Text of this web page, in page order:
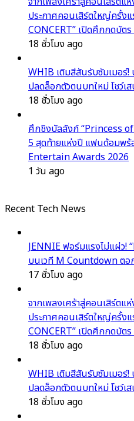
ประกาศคอนเสิร์ตใหญ่ครั้ง
CONCERT” เปิดศึกกดบัต
18 ชั่วโมง ago
WHIB เติมสีสันรับซัมเมอร์!
ปลดล็อกตัวตนบทใหม่ โชว์เ
18 ชั่วโมง ago
ศึกชิงบัลลังก์ “Princess of
5 สุดท้ายแห่งปี แฟนด้อมพร้
Entertain Awards 2026
1 วัน ago
Recent Tech News
JENNIE ฟอร์มแรงไม่แผ่ว!
บนเวที M Countdown ตอ
17 ชั่วโมง ago
จากเพลงเศร้าสู่คอนเสิร์ต
ประกาศคอนเสิร์ตใหญ่ครั้ง
CONCERT” เปิดศึกกดบัต
18 ชั่วโมง ago
WHIB เติมสีสันรับซัมเมอร์!
ปลดล็อกตัวตนบทใหม่ โชว์เ
18 ชั่วโมง ago